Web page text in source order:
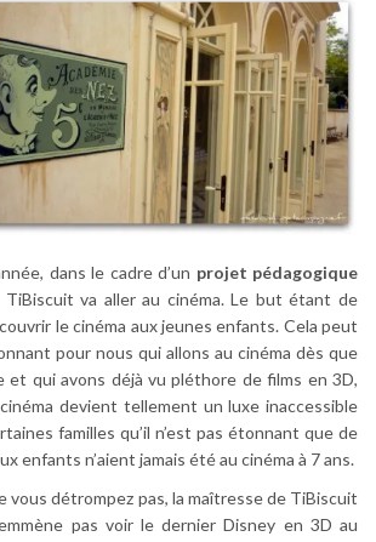
dans le cadre d’un projet pédagogique
TiBiscuit va aller au cinéma. Le but étant de
le cinéma aux jeunes enfants. Cela peut
pour nous qui allons au cinéma dès que
et qui avons déjà vu pléthore de films en 3D,
devient tellement un luxe inaccessible
familles qu’il n’est pas étonnant que de
enfants n’aient jamais été au cinéma à 7 ans.
vous détrompez pas, la maîtresse de TiBiscuit
pas voir le dernier Disney en 3D au